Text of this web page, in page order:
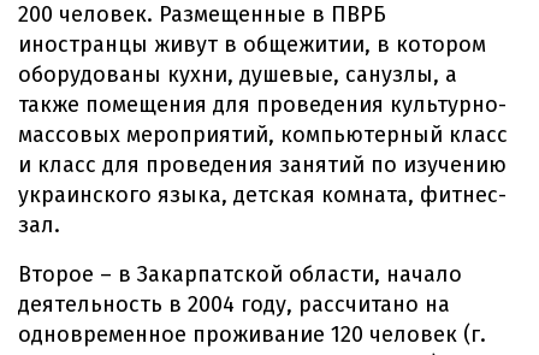
200 человек. Размещенные в ПВРБ
иностранцы живут в общежитии, в котором
оборудованы кухни, душевые, санузлы, а
также помещения для проведения культурно-
массовых мероприятий, компьютерный класс
и класс для проведения занятий по изучению
украинского языка, детская комната, фитнес-
зал.
Второе – в Закарпатской области, начало
деятельность в 2004 году, рассчитано на
одновременное проживание 120 человек (г.